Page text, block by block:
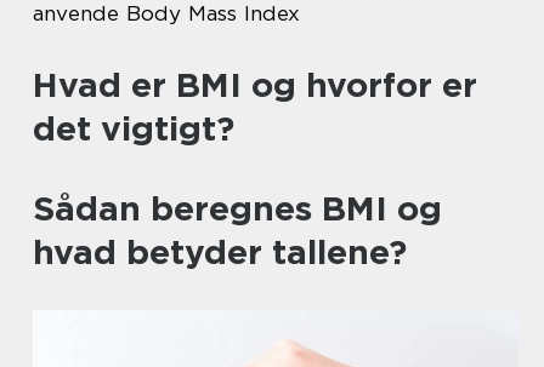
anvende Body Mass Index
Hvad er BMI og hvorfor er
det vigtigt?
Sådan beregnes BMI og
hvad betyder tallene?